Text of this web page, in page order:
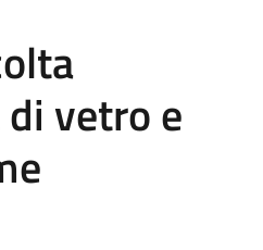
vetro e